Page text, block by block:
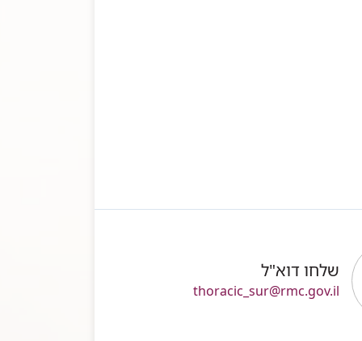
שלחו דוא"ל
thoracic_sur@rmc.gov.il